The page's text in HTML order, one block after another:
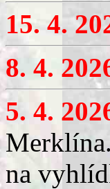
15. 4.
8. 4.
5. 4.
na